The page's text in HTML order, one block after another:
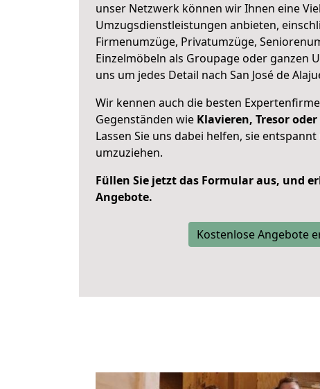
unser Netzwerk können wir Ihnen eine
Umzugsdienstleistungen anbieten,
Firmenumzüge, Privatumzüge,
Einzelmöbeln als Groupage oder ganzen
uns um jedes Detail nach San José de
Wir kennen auch die besten
Gegenständen wie Klavieren, Tresor
Lassen Sie uns dabei helfen, sie
umzuziehen.
Füllen Sie jetzt das Formular aus, und
Angebote.
Kostenlose Angebote